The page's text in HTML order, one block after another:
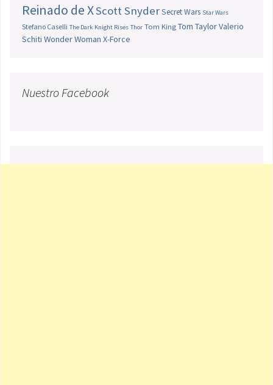
Reinado de XScott SnyderSecret Wars Star Wars
Stefano Caselli The Dark Knight Rises Thor Tom King Tom TaylorValerio
Schiti Wonder Woman X-Force
Nuestro Facebook